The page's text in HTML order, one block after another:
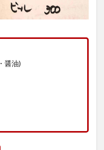
醤油)